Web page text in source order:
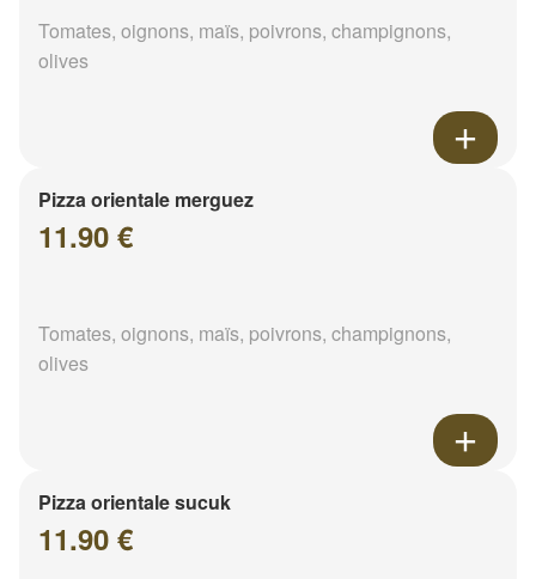
Tomates, oignons, maïs, poivrons, champignons,
olives
Pizza orientale merguez
11.90 €
Tomates, oignons, maïs, poivrons, champignons,
olives
Pizza orientale sucuk
11.90 €